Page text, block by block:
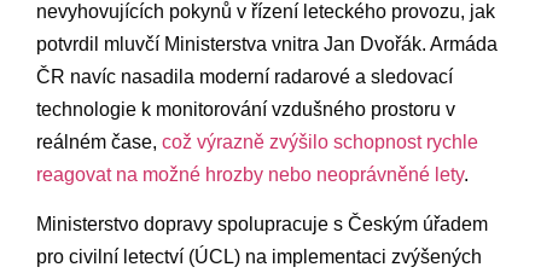
nevyhovujících pokynů‍ v řízení ​leteckého provozu, jak‍
potvrdil ⁤mluvčí ‌Ministerstva vnitra⁢ Jan Dvořák. ​Armáda
ČR⁤ navíc nasadila moderní​ radarové a sledovací⁤
technologie k monitorování⁣ vzdušného prostoru v
‍reálném ‍čase, což výrazně zvýšilo⁣ schopnost ‌rychle
reagovat na​ možné hrozby​ nebo neoprávněné lety.
Ministerstvo dopravy spolupracuje s⁣ Českým úřadem
pro​ civilní⁣ letectví (ÚCL) na implementaci zvýšených